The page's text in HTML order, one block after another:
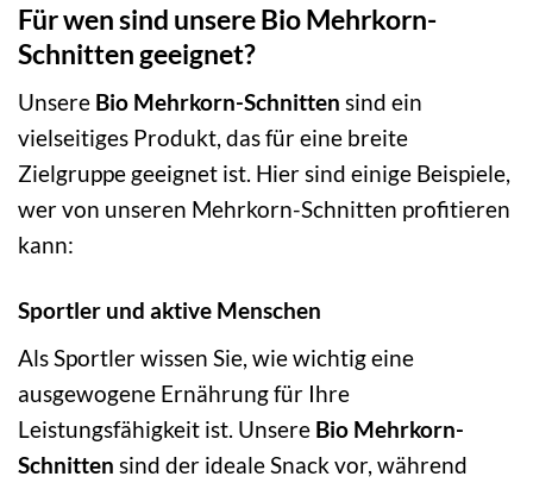
Für wen sind unsere Bio Mehrkorn-
Schnitten geeignet?
Unsere Bio Mehrkorn-Schnitten sind ein
vielseitiges Produkt, das für eine breite
Zielgruppe geeignet ist. Hier sind einige Beispiele,
wer von unseren Mehrkorn-Schnitten profitieren
kann:
Sportler und aktive Menschen
Als Sportler wissen Sie, wie wichtig eine
ausgewogene Ernährung für Ihre
Leistungsfähigkeit ist. Unsere Bio Mehrkorn-
Schnitten sind der ideale Snack vor, während